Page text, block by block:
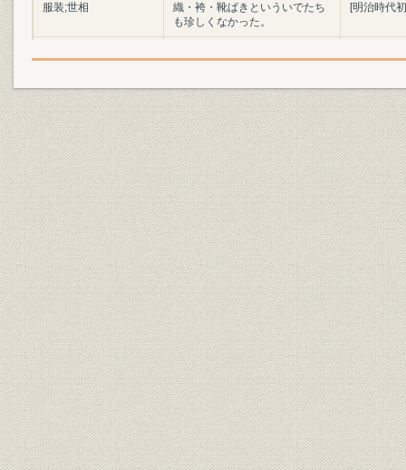
服装;世相
織・袴・靴ばきといういでたち
も珍しくなかった。
[明治時代
役員;経営者
製品;商品 明治時代の陸軍軍靴の変遷
明治初年
(1886年)
靴;風俗
「調練歩行の図」よし藤画 慶応
3年幕府軍の歩兵によるフラン
ス式訓練の情景。指揮官や軍楽
隊は靴ばきだが、一般兵はほと
んど草履ばきであった。(浅井収
氏蔵)
慶応3年
設備 欧米の手製靴時代の工具
広告宣伝
明治3年12月8日付「横浜毎日新
聞」に西村勝三が出した求人広
告
明治3年
広告宣伝
日露戦争当時、朝日新聞に掲出
された靴の広告
[明治37年